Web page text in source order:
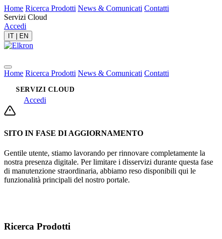
Home Ricerca Prodotti News & Comunicati Contatti
Servizi Cloud
Accedi
IT EN
Home Ricerca Prodotti News & Comunicati Contatti
SERVIZI CLOUD
Accedi
SITO IN FASE DI AGGIORNAMENTO
Gentile utente, stiamo lavorando per rinnovare completamente la
nostra presenza digitale. Per limitare i disservizi durante questa fase
di manutenzione straordinaria, abbiamo reso disponibili qui le
funzionalità principali del nostro portale.
Ricerca Prodotti